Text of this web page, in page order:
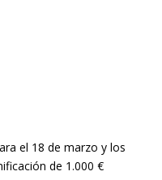
el 18 de marzo y los
de 1.000 €